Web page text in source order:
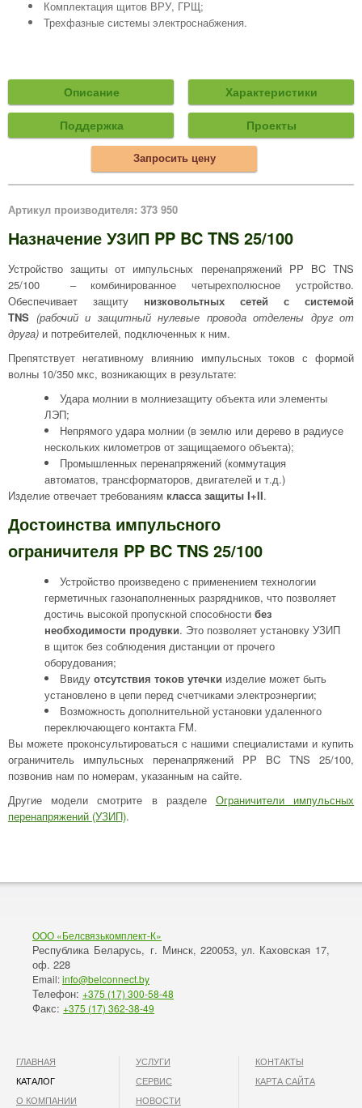
Комплектация щитов ВРУ, ГРЩ;
Трехфазные системы электроснабжения.
Описание Характеристики
Поддержка Проекты
Запросить цену
Артикул производителя: 373 950
Назначение УЗИП PP BC TNS 25/100
Устройство защиты от импульсных перенапряжений PP BC TNS
25/100 – комбинированное четырехполюсное устройство.
Обеспечивает защиту низковольтных сетей с системой
TNS (рабочий и защитный нулевые провода отделены друг от
друга) и потребителей, подключенных к ним.
Препятствует негативному влиянию импульсных токов с формой
волны 10/350 мкс, возникающих в результате:
Удара молнии в молниезащиту объекта или элементы
ЛЭП;
Непрямого удара молнии (в землю или дерево в радиусе
нескольких километров от защищаемого объекта);
Промышленных перенапряжений (коммутация
автоматов, трансформаторов, двигателей и т.д.)
Изделие отвечает требованиям класса защиты I+II.
Достоинства импульсного
ограничителя PP BC TNS 25/100
Устройство произведено с применением технологии
герметичных газонаполненных разрядников, что позволяет
достичь высокой пропускной способности без
необходимости продувки. Это позволяет установку УЗИП
в щиток без соблюдения дистанции от прочего
оборудования;
Ввиду отсутствия токов утечки изделие может быть
установлено в цепи перед счетчиками электроэнергии;
Возможность дополнительной установки удаленного
переключающего контакта FM.
Вы можете проконсультироваться с нашими специалистами и купить
ограничитель импульсных перенапряжений PP BC TNS 25/100,
позвонив нам по номерам, указанным на сайте.
Другие модели смотрите в разделе Ограничители импульсных
перенапряжений (УЗИП).
ООО «Белсвязькомплект-К»
Республика Беларусь, г. Минск, 220053, ул. Каховская 17,
оф. 228
Email:info@belconnect.by
Телефон: +375 (17) 300-58-48
Факс: +375 (17) 362-38-49
ГЛАВНАЯ
КАТАЛОГ
О КОМПАНИИ
УСЛУГИ
СЕРВИС
НОВОСТИ
КОНТАКТЫ
КАРТА САЙТА